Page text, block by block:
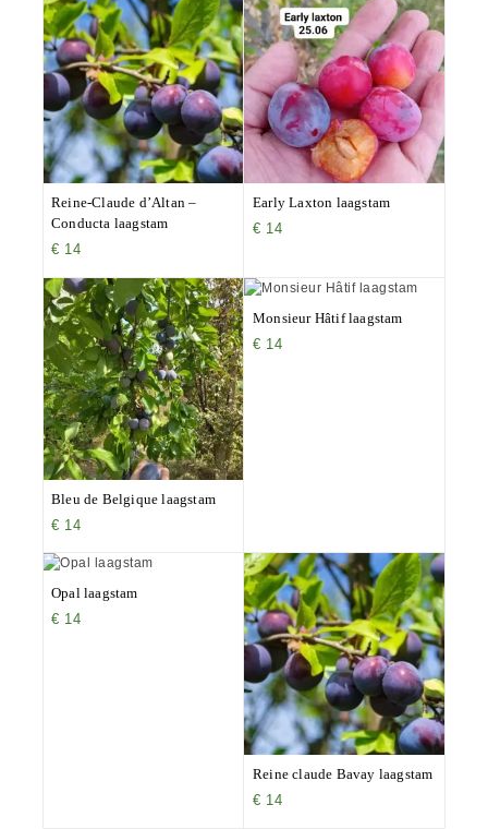
Reine-Claude d’Altan –
Conducta laagstam
€ 14
Early Laxton laagstam
€ 14
Bleu de Belgique laagstam
€ 14
Monsieur Hâtif laagstam
€ 14
Opal laagstam
€ 14
Reine claude Bavay laagstam
€ 14